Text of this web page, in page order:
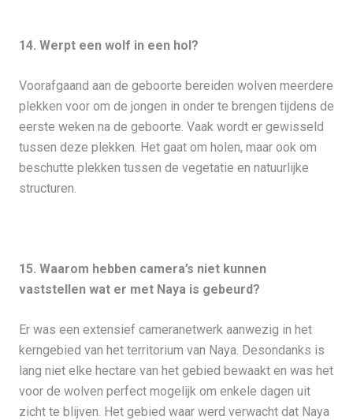
14. Werpt een wolf in een hol?
Voorafgaand aan de geboorte bereiden wolven meerdere
plekken voor om de jongen in onder te brengen tijdens de
eerste weken na de geboorte. Vaak wordt er gewisseld
tussen deze plekken. Het gaat om holen, maar ook om
beschutte plekken tussen de vegetatie en natuurlijke
structuren.
15. Waarom hebben camera’s niet kunnen
vaststellen wat er met Naya is gebeurd?
Er was een extensief cameranetwerk aanwezig in het
kerngebied van het territorium van Naya. Desondanks is
lang niet elke hectare van het gebied bewaakt en was het
voor de wolven perfect mogelijk om enkele dagen uit
zicht te blijven. Het gebied waar werd verwacht dat Naya